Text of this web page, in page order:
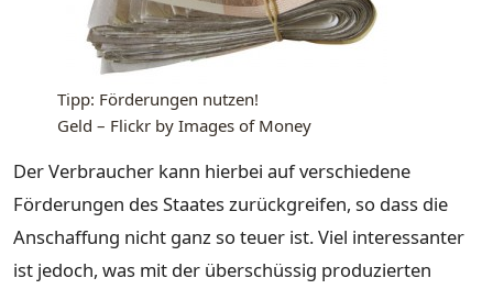
Tipp: Förderungen nutzen!
Geld – Flickr by Images of Money
Der Verbraucher kann hierbei auf verschiedene
Förderungen des Staates zurückgreifen, so dass die
Anschaffung nicht ganz so teuer ist. Viel interessanter
ist jedoch, was mit der überschüssig produzierten